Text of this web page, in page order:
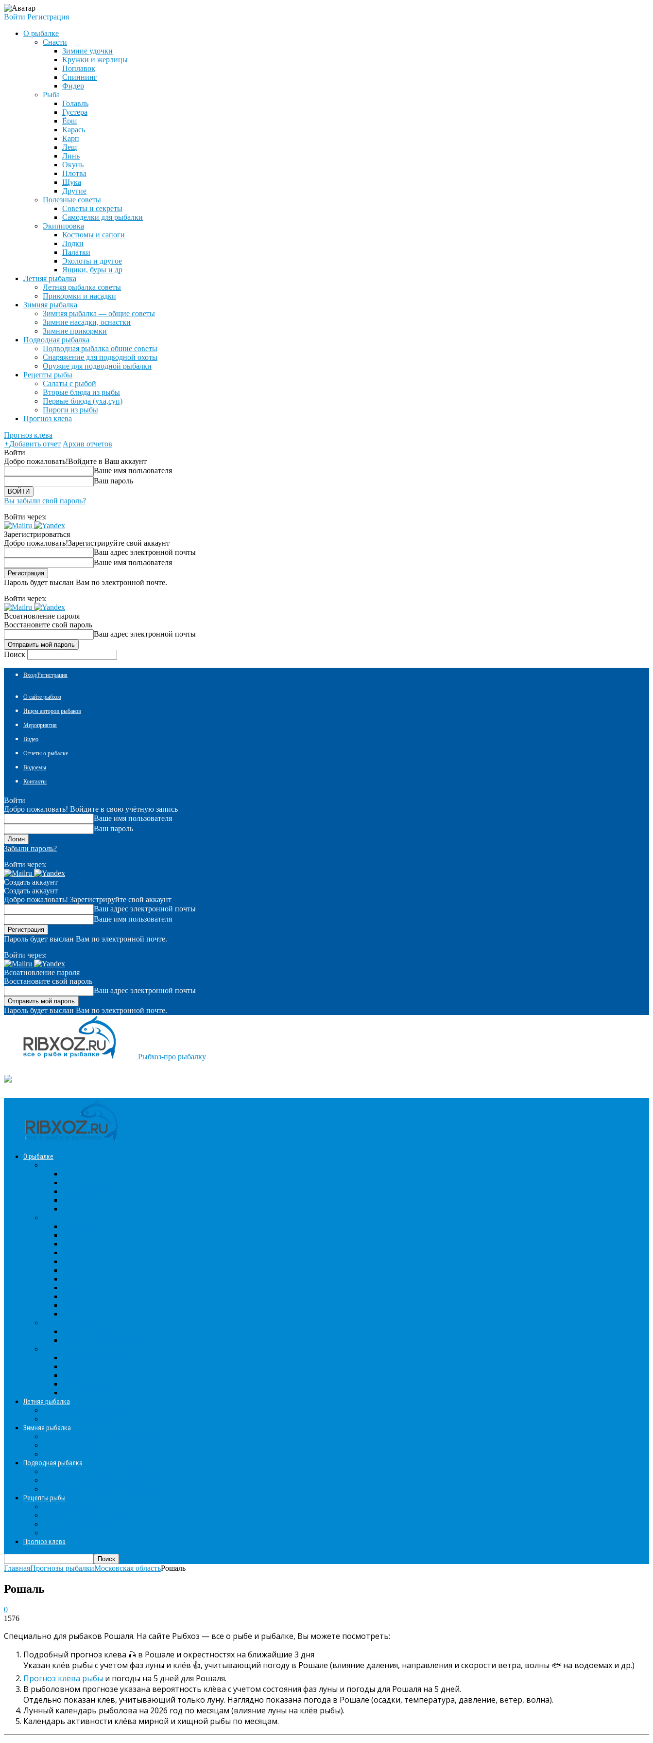
Войти Регистрация
О рыбалке
Снасти
Зимние удочки
Кружки и жерлицы
Поплавок
Спиннинг
Фидер
Рыба
Голавль
Густера
Ёрш
Карась
Карп
Лещ
Линь
Окунь
Плотва
Щука
Другие
Полезные советы
Советы и секреты
Самоделки для рыбалки
Экипировка
Костюмы и сапоги
Лодки
Палатки
Эхолоты и другое
Ящики, буры и др
Летняя рыбалка
Летняя рыбалка советы
Прикормки и насадки
Зимняя рыбалка
Зимняя рыбалка — общие советы
Зимние насадки, оснастки
Зимние прикормки
Подводная рыбалка
Подводная рыбалка общие советы
Снаряжение для подводной охоты
Оружие для подводной рыбалки
Рецепты рыбы
Салаты с рыбой
Вторые блюда из рыбы
Первые блюда (уха,суп)
Пироги из рыбы
Прогноз клева
Прогноз клева
+Добавить отчет Архив отчетов
Войти
Добро пожаловать!Войдите в Ваш аккаунт
Ваше имя пользователя
Ваш пароль
Вы забыли свой пароль?
Войти через:
Зарегистрироваться
Добро пожаловать!Зарегистрируйте свой аккаунт
Ваш адрес электронной почты
Ваше имя пользователя
Пароль будет выслан Вам по электронной почте.
Войти через:
Всоатновление пароля
Восстановите свой пароль
Ваш адрес электронной почты
Поиск
Вход/Регистрация
О сайте рыбхоз
Ищем авторов рыбаков
Мероприятия
Видео
Отчеты о рыбалке
Водоемы
Контакты
Войти
Добро пожаловать! Войдите в свою учётную запись
Ваше имя пользователя
Ваш пароль
Забыли пароль?
Войти через:
Создать аккаунт
Создать аккаунт
Добро пожаловать! Зарегистрируйте свой аккаунт
Ваш адрес электронной почты
Ваше имя пользователя
Пароль будет выслан Вам по электронной почте.
Войти через:
Всоатновление пароля
Восстановите свой пароль
Ваш адрес электронной почты
Пароль будет выслан Вам по электронной почте.
Рыбхоз-про рыбалку
О рыбалке
Летняя рыбалка
Зимняя рыбалка
Подводная рыбалка
Рецепты рыбы
Прогноз клева
ГлавнаяПрогнозы рыбалкиМосковская областьРошаль
Рошаль
0
1576
Специально для рыбаков Рошаля. На сайте Рыбхоз — все о рыбе и рыбалке, Вы можете посмотреть:
Подробный прогноз клева 🎣 в Рошале и окрестностях на ближайшие 3 дня
Указан клёв рыбы с учетом фаз луны и клёв 👍, учитывающий погоду в Рошале (влияние даления, направления и скорости ветра, волны 🐟 на водоемах и др.)
Прогноз клева рыбы и погоды на 5 дней для Рошаля.
В рыболовном прогнозе указана вероятность клёва с учетом состояния фаз луны и погоды для Рошаля на 5 дней.
Отдельно показан клёв, учитывающий только луну. Наглядно показана погода в Рошале (осадки, температура, давление, ветер, волна).
Лунный календарь рыболова на 2026 год по месяцам (влияние луны на клёв рыбы).
Календарь активности клёва мирной и хищной рыбы по месяцам.